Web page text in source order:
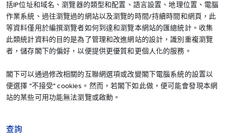
括IP位址和域名、瀏覽器的類型和配置、語言設置、地理位置、電腦
作業系統、過往瀏覽過的網站以及瀏覽的時間/持續時間和網頁，此
等資料僅用於編撰瀏覽者如何到達和瀏覽本網站的匯總統計。收集
此類統計資料的目的是為了管理和改進網站的設計，識別重複瀏覽
者，儲存閣下的偏好，以便提供更優質和更個人化的服務。
閣下可以通過修改相關的互聯網選項或改變閣下電腦系統的設置以
便選擇 "不接受" cookies。然而，若閣下如此做，便可能會發現本網
站的某些可用功能無法瀏覽或啟動。
查詢